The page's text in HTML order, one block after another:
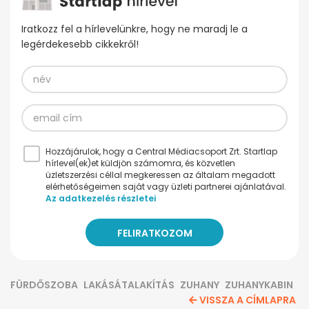
Iratkozz fel a hírlevelünkre, hogy ne maradj le a
legérdekesebb cikkekről!
Hozzájárulok, hogy a Central Médiacsoport Zrt. Startlap
hírlevel(ek)et küldjön számomra, és közvetlen
üzletszerzési céllal megkeressen az általam megadott
elérhetőségeimen saját vagy üzleti partnerei ajánlatával.
Az adatkezelés részletei
FÜRDŐSZOBA LAKÁSÁTALAKÍTÁS ZUHANY ZUHANYKABIN
VISSZA A CÍMLAPRA